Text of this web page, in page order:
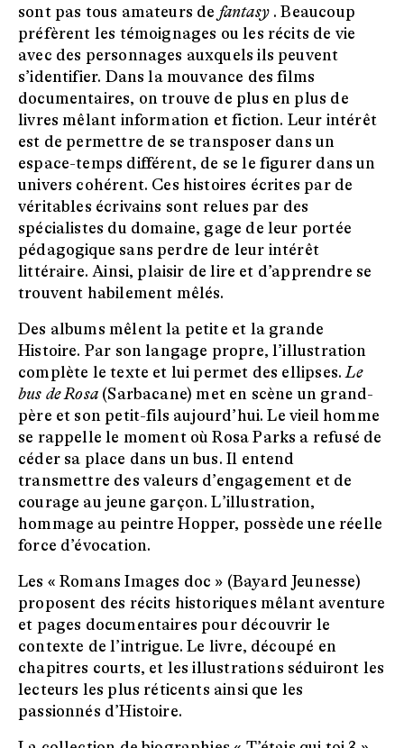
sont pas tous amateurs de fantasy. Beaucoup
préfèrent les témoignages ou les récits de vie
avec des personnages auxquels ils peuvent
s’identifier. Dans la mouvance des films
documentaires, on trouve de plus en plus de
livres mêlant information et fiction. Leur intérêt
est de permettre de se transposer dans un
espace-temps différent, de se le figurer dans un
univers cohérent. Ces histoires écrites par de
véritables écrivains sont relues par des
spécialistes du domaine, gage de leur portée
pédagogique sans perdre de leur intérêt
littéraire. Ainsi, plaisir de lire et d’apprendre se
trouvent habilement mêlés.
Des albums mêlent la petite et la grande
Histoire. Par son langage propre, l’illustration
complète le texte et lui permet des ellipses.Le
bus de Rosa(Sarbacane) met en scène un grand-
père et son petit-fils aujourd’hui. Le vieil homme
se rappelle le moment où Rosa Parks a refusé de
céder sa place dans un bus. Il entend
transmettre des valeurs d’engagement et de
courage au jeune garçon. L’illustration,
hommage au peintre Hopper, possède une réelle
force d’évocation.
Les « Romans Images doc » (Bayard Jeunesse)
proposent des récits historiques mêlant aventure
et pages documentaires pour découvrir le
contexte de l’intrigue. Le livre, découpé en
chapitres courts, et les illustrations séduiront les
lecteurs les plus réticents ainsi que les
passionnés d’Histoire.